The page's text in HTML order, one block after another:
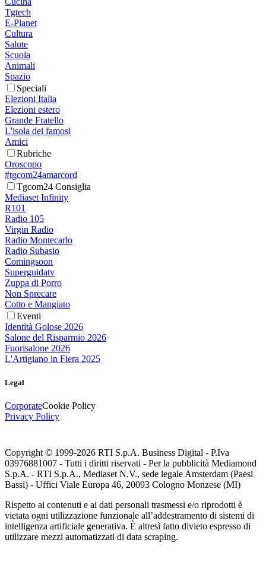
Tgtech
E-Planet
Cultura
Salute
Scuola
Animali
Spazio
Speciali
Elezioni Italia
Elezioni estero
Grande Fratello
L'isola dei famosi
Amici
Rubriche
Oroscopo
#tgcom24amarcord
Tgcom24 Consiglia
Mediaset Infinity
R101
Radio 105
Virgin Radio
Radio Montecarlo
Radio Subasio
Comingsoon
Superguidatv
Zuppa di Porro
Non Sprecare
Cotto e Mangiato
Eventi
Identità Golose 2026
Salone del Risparmio 2026
Fuorisalone 2026
L'Artigiano in Fiera 2025
Legal
CorporateCookie Policy
Privacy Policy
Copyright © 1999-2026 RTI S.p.A. Business Digital - P.Iva
03976881007 - Tutti i diritti riservati - Per la pubblicità Mediamond
S.p.A. - RTI S.p.A., Mediaset N.V., sede legale Amsterdam (Paesi
Bassi) - Uffici Viale Europa 46, 20093 Cologno Monzese (MI)
Rispetto ai contenuti e ai dati personali trasmessi e/o riprodotti è
vietata ogni utilizzazione funzionale all’addestramento di sistemi di
intelligenza artificiale generativa. È altresì fatto divieto espresso di
utilizzare mezzi automatizzati di data scraping.